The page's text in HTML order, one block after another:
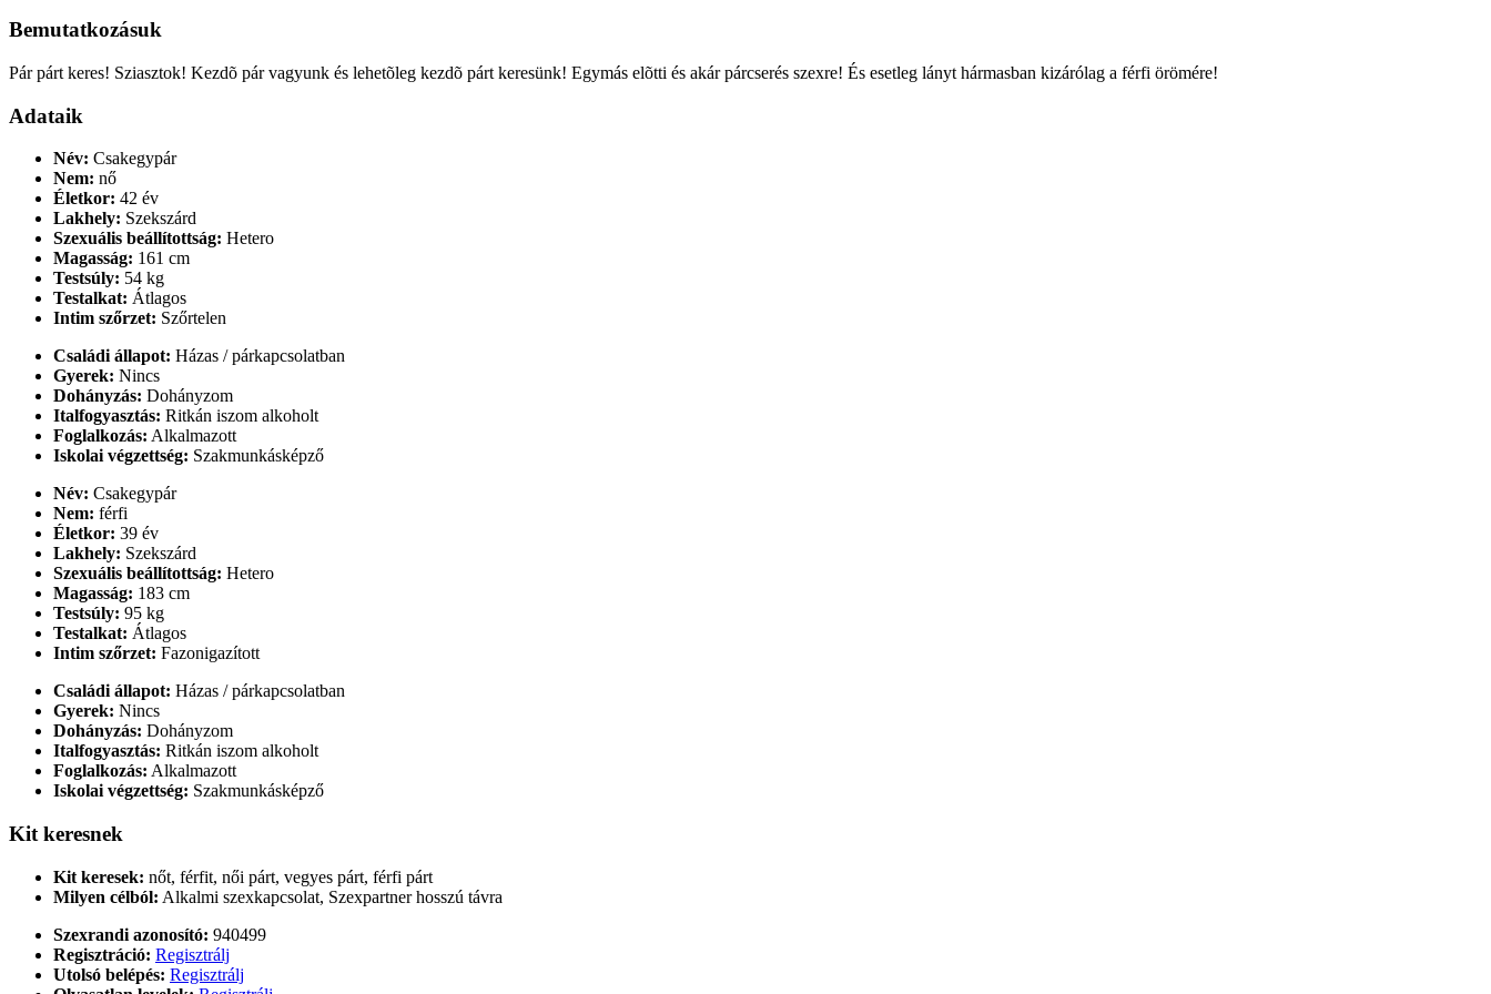
Bemutatkozásuk
Pár párt keres! Sziasztok! Kezdõ pár vagyunk és lehetõleg kezdõ párt keresünk! Egymás elõtti és akár párcserés szexre! És esetleg lányt hármasban kizárólag a férfi örömére!
Adataik
Név: Csakegypár
Nem: nő
Életkor: 42 év
Lakhely: Szekszárd
Szexuális beállítottság: Hetero
Magasság: 161 cm
Testsúly: 54 kg
Testalkat: Átlagos
Intim szőrzet: Szőrtelen
Családi állapot: Házas / párkapcsolatban
Gyerek: Nincs
Dohányzás: Dohányzom
Italfogyasztás: Ritkán iszom alkoholt
Foglalkozás: Alkalmazott
Iskolai végzettség: Szakmunkásképző
Név: Csakegypár
Nem: férfi
Életkor: 39 év
Lakhely: Szekszárd
Szexuális beállítottság: Hetero
Magasság: 183 cm
Testsúly: 95 kg
Testalkat: Átlagos
Intim szőrzet: Fazonigazított
Családi állapot: Házas / párkapcsolatban
Gyerek: Nincs
Dohányzás: Dohányzom
Italfogyasztás: Ritkán iszom alkoholt
Foglalkozás: Alkalmazott
Iskolai végzettség: Szakmunkásképző
Kit keresnek
Kit keresek: nőt, férfit, női párt, vegyes párt, férfi párt
Milyen célból: Alkalmi szexkapcsolat, Szexpartner hosszú távra
Szexrandi azonosító: 940499
Regisztráció: Regisztrálj
Utolsó belépés: Regisztrálj